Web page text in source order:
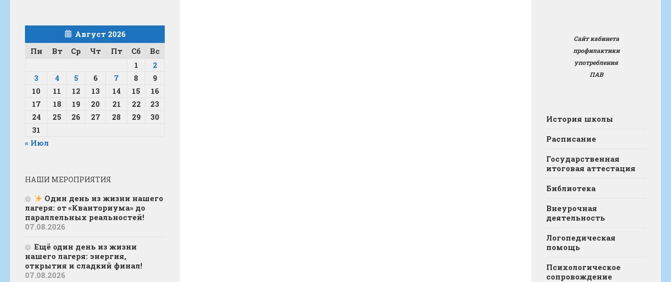
Август 2026
Пн
Вт Ср Чт Пт Сб
Вс
1
2
3
4 5 6 7 8
9
10
11 12 13 14 15
16
17
18 19 20 21 22
23
24
25 26 27 28 29
30
31
« Июл
НАШИ МЕРОПРИЯТИЯ
Один день из жизни нашего
лагеря: от «Кванториума» до
параллельных реальностей!
07.08.2026
Ещё один день из жизни
нашего лагеря: энергия,
открытия и сладкий финал!
07.08.2026
Сайт кабинета
профилактики
употребления
ПАВ
История школы
Расписание
Государственная
итоговая аттестация
Библиотека
Внеурочная
деятельность
Логопедическая
помощь
Психологическое
сопровождение